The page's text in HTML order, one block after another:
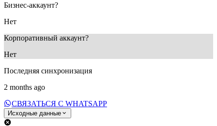
Бизнес-аккаунт?
Нет
Корпоративный аккаунт?
Нет
Последняя синхронизация
2 months ago
СВЯЗАТЬСЯ С WHATSAPP
Исходные данные